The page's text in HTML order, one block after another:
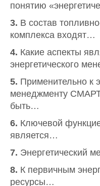
понятию
3. В состав
комплекса входят…
4. Какие аспекты
энергетического
5. Применительно к
менеджменту
быть…
6. Ключевой
является…
7. Энергетический
8. К первичным
ресурсы…